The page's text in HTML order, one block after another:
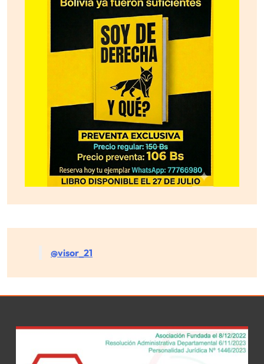
@visor_21